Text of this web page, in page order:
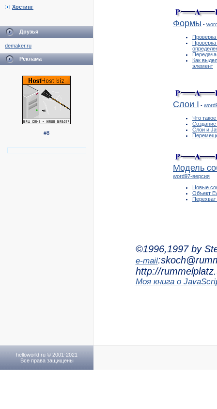
Хостинг
Друзья
demaker.ru
Реклама
#8
Формы -
Как
элемент
Слои I -
Что
Создание
Слои и
Модель
word97-версия
Новые
Объект
©1996,1997 by
e-mail
http://
Моя книга о
helloworld.ru © 2001-2021
Все права защищены